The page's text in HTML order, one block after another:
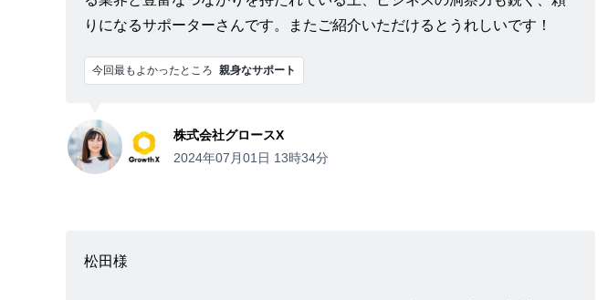
りになるサポーターさんです。またご紹介いただけるとうれしいです！
今回最もよかったところ 親身なサポート
株式会社グロースX
2024年07月01日 13時34分
松田様